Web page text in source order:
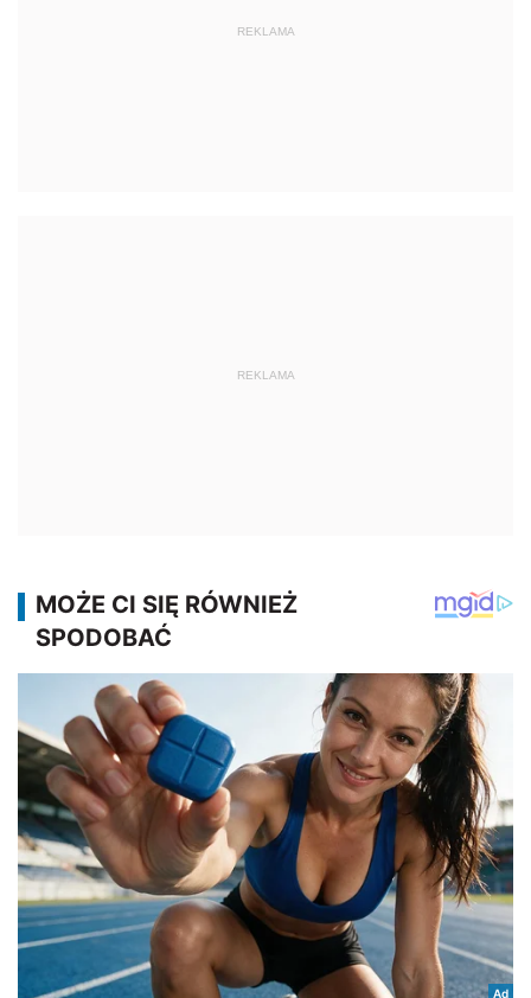
REKLAMA
REKLAMA